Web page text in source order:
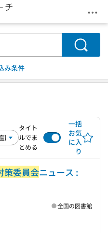
メ
検索
み条件
タイト
ルでま
とめる
一括
お気
に入
り
策委員会ニュース :
全国の図書館